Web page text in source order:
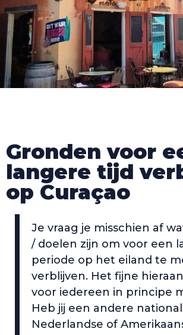
Gronden voor
langere tijd
op Curaçao
Je vraag je misschien af
/ doelen zijn om voor een
periode op het eiland te
verblijven. Het fijne
voor iedereen in principe
Heb jij een andere
Nederlandse of